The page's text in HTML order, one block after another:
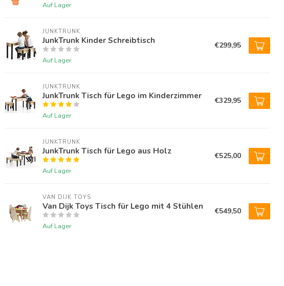
Auf Lager
JUNKTRUNK
JunkTrunk Kinder Schreibtisch
Auf Lager
€299,95
JUNKTRUNK
JunkTrunk Tisch für Lego im Kinderzimmer
Auf Lager
€329,95
JUNKTRUNK
JunkTrunk Tisch für Lego aus Holz
Auf Lager
€525,00
VAN DIJK TOYS
Van Dijk Toys Tisch für Lego mit 4 Stühlen
Auf Lager
€549,50